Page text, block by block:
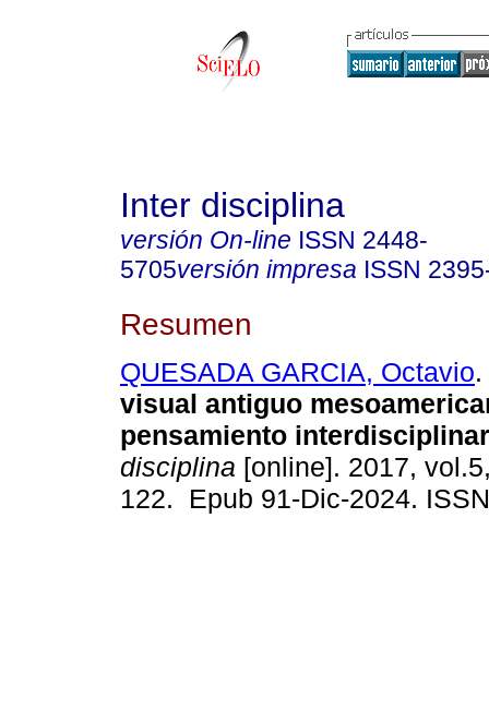
Inter disciplina
versión On-line ISSN 2448-
5705versión impresa ISSN
Resumen
QUESADA GARCIA, Octavio.
visual antiguo
pensamiento
disciplina [online]. 2017,
122. Epub 91-Dic-2024.